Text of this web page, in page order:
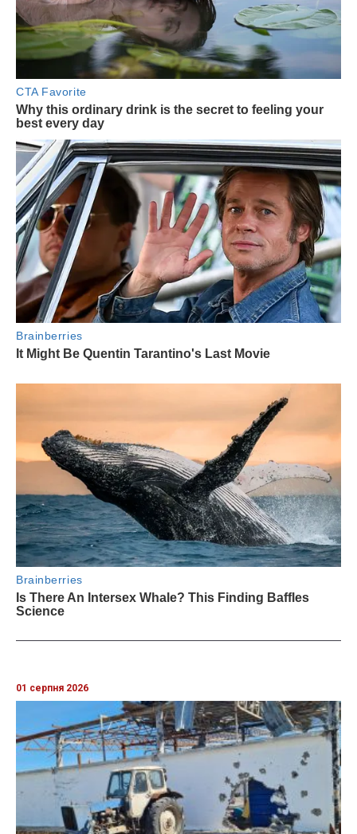
01 серпня 2026